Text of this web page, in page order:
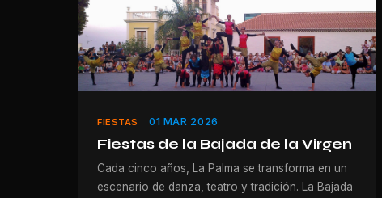
FIESTAS 01 MAR 2026
Fiestas de la Bajada de la Virgen
Cada cinco años, La Palma se transforma en un
escenario de danza, teatro y tradición. La Bajada